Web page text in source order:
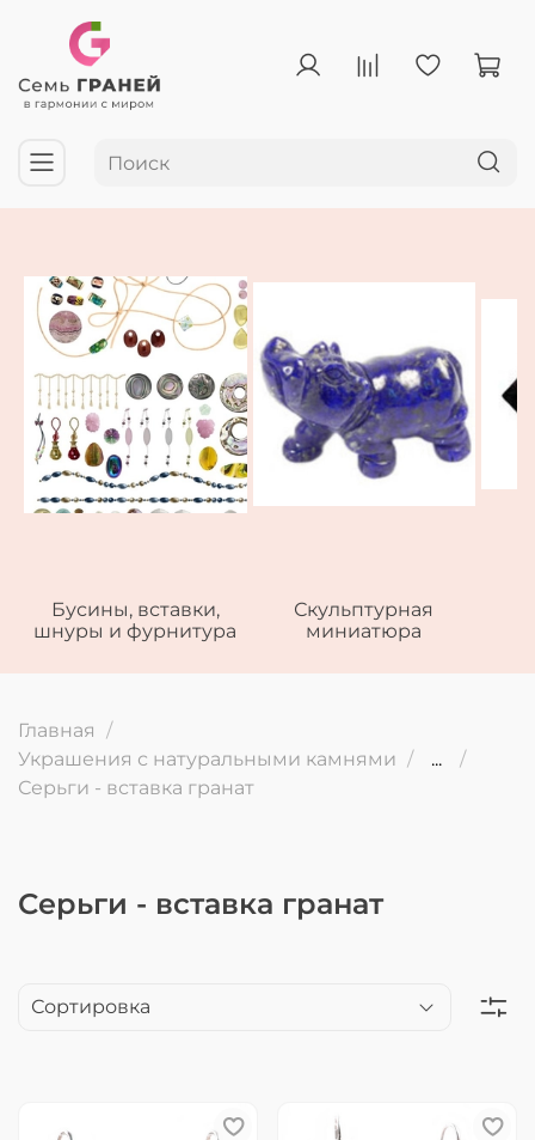
Бусины, вставки,
шнуры и фурнитура
Скульптурная
миниатюра
Главная
Украшения с натуральными камнями
...
Серьги - вставка гранат
Серьги - вставка гранат